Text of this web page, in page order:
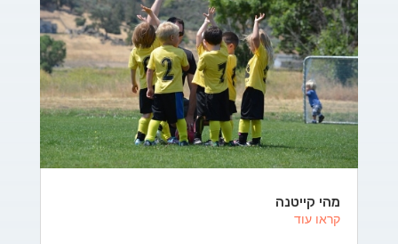
מהי קייטנה
קראו עוד